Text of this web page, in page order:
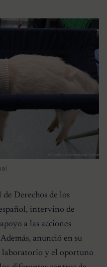
Derechos de los
intervino de
a las acciones
anunció en su
laboratorio y el oportuno